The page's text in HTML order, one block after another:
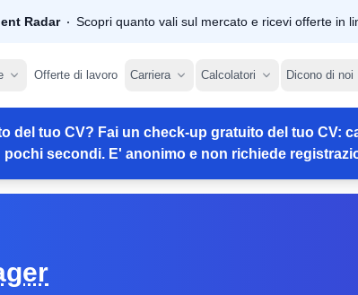
Radar Scopri quanto vali sul mercato e ricevi offerte in
Offerte di lavoro Carriera Calcolatori Dicono di noi
del tuo CV? Fai un check-up gratuito del tuo CV:
pochi secondi. E' anonimo e non richiede